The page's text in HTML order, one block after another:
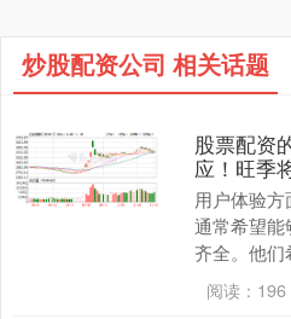
炒股配资公司 相关话题
股票配资
应！旺季
用户体验
通常希望
齐全。他们
和工具，
用户体验
阅读： 196